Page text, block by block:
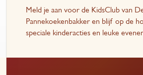
Meld je aan voor de KidsClub van
Pannekoekenbakker en blijf op de
speciale kinderacties en leuke